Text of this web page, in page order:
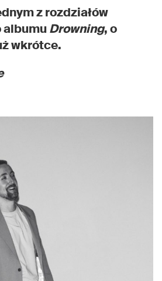
z rozdziałów
albumuDrowning, o
wkrótce.